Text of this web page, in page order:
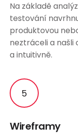
Na základě
testování
produktovou
neztráceli a našli
a intuitivně.
Wireframy